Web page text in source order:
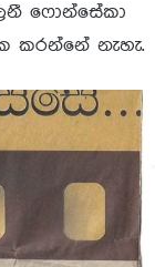
ෆොන්සේකා
කරන්නේ නැහැ.